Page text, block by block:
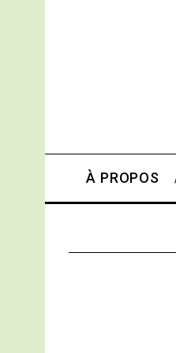
À PROPOS